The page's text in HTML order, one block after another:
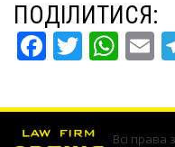
ПОДІЛИТИСЯ:
FACEBOOK
Всі права